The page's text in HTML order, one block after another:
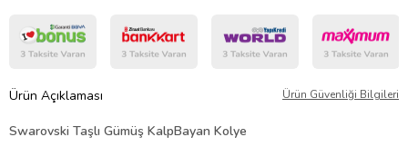
Ürün Açıklaması Ürün Güvenliği Bilgileri
Swarovski Taşlı Gümüş KalpBayan Kolye